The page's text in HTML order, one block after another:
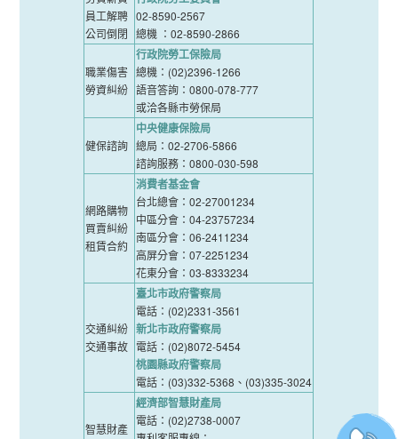
員工解聘
公司倒閉
02-8590-2567
總機 ：02-8590-2866
職業傷害
勞資糾紛
行政院勞工保險局
總機：(02)2396-1266
語音答詢：0800-078-777
或洽各縣市勞保局
健保諮詢
中央健康保險局
總局：02-2706-5866
諮詢服務：0800-030-598
網路購物
買賣糾紛
租賃合約
消費者基金會
台北總會：02-27001234
中區分會：04-23757234
南區分會：06-2411234
高屏分會：07-2251234
花東分會：03-8333234
交通糾紛
交通事故
臺北市政府警察局
電話：(02)2331-3561
新北市政府警察局
電話：(02)8072-5454
桃園縣政府警察局
電話：(03)332-5368、(03)335-3024
智慧財產
經濟部智慧財產局
電話：(02)2738-0007